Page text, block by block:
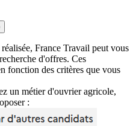
France Travail peut vous
d'offres. Ces
fonction des critères que vous
un métier d'ouvrier agricole,
: